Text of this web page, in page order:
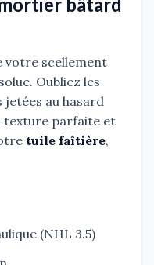
votre scellement
Oubliez les
jetées au hasard
texture parfaite et
tuile faîtière,
(NHL 3.5)